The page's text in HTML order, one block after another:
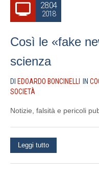
28.04
2018
Così le «fake
scienza
DI EDOARDO BONCINELLI IN
SOCIETÀ
Notizie, falsità e pericoli
Leggi tutto